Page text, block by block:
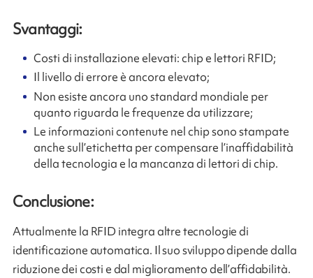
Svantaggi:
Costi di installazione elevati: chip e lettori RFID;
Il livello di errore è ancora elevato;
Non esiste ancora uno standard mondiale per
quanto riguarda le frequenze da utilizzare;
Le informazioni contenute nel chip sono stampate
anche sull’etichetta per compensare l’inaffidabilità
della tecnologia e la mancanza di lettori di chip.
Conclusione:
Attualmente la RFID integra altre tecnologie di
identificazione automatica. Il suo sviluppo dipende dalla
riduzione dei costi e dal miglioramento dell’affidabilità.